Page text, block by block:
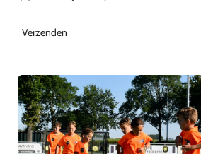
Verzenden